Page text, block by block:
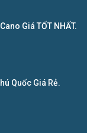
Giá TỐT NHẤT.
Quốc Giá Rẻ.